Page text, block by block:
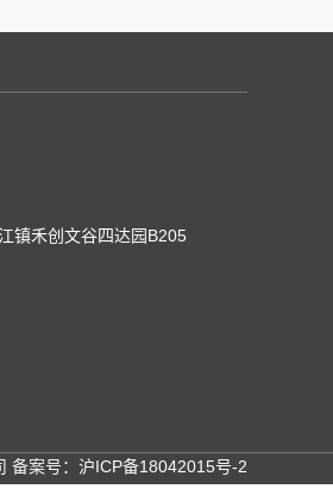
镇禾创文谷四达园B205
案号： 沪ICP备18042015号-2